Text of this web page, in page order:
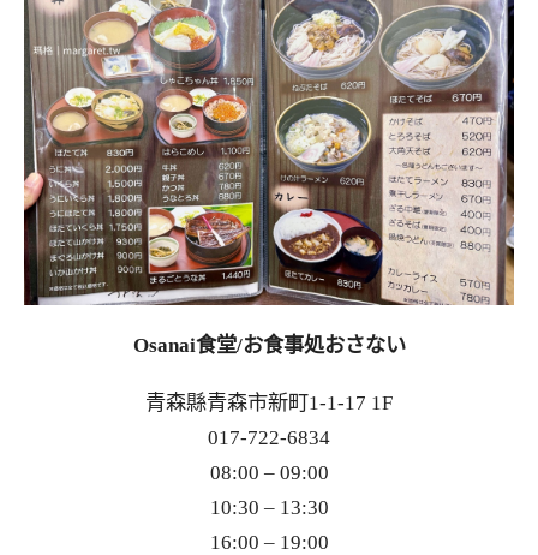
Osanai食堂/お食事処おさない
青森縣青森市新町1-1-17 1F
017-722-6834
08:00 – 09:00
10:30 – 13:30
16:00 – 19:00